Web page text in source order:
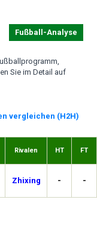
Fußball-Analyse
Sie im Detail auf
vergleichen (H2H)
Rivalen HT FT
Zhixing - -